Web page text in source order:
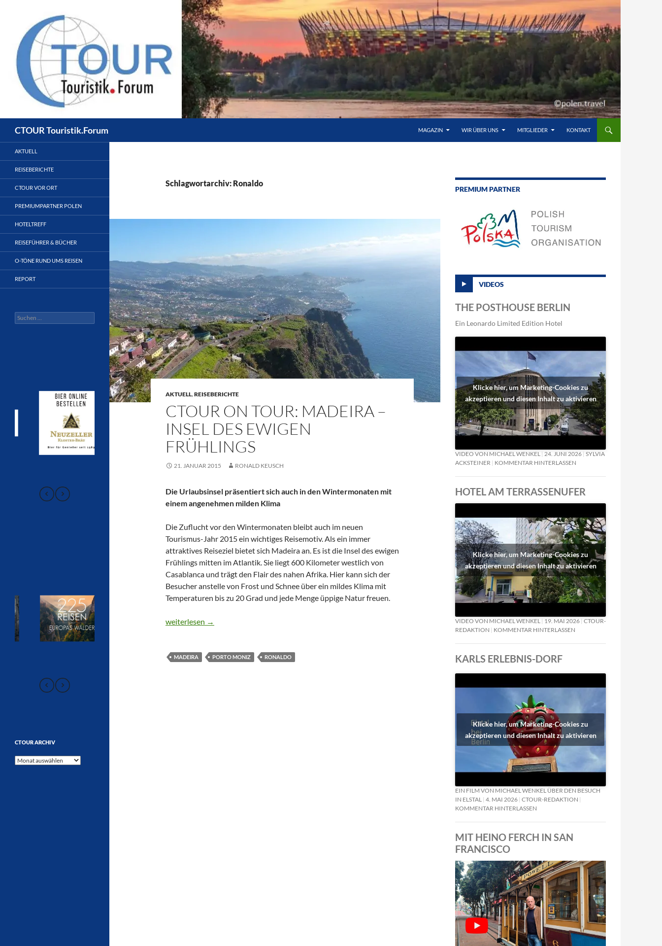
springen
CTOUR Touristik.Forum MAGAZIN WIR ÜBER UNS MITGLIEDER KONTAKT
Schlagwortarchiv: Ronaldo
AKTUELL,REISEBERICHTE
CTOUR ON TOUR: MADEIRA –
INSEL DES EWIGEN
FRÜHLINGS
21. JANUAR 2015 RONALD KEUSCH
Die Urlaubsinsel präsentiert sich auch in den Wintermonaten mit
einem angenehmen milden Klima
Die Zuflucht vor den Wintermonaten bleibt auch im neuen
Tourismus-Jahr 2015 ein wichtiges Reisemotiv. Als ein immer
attraktives Reiseziel bietet sich Madeira an. Es ist die Insel des ewigen
Frühlings mitten im Atlantik. Sie liegt 600 Kilometer westlich von
Casablanca und trägt den Flair des nahen Afrika. Hier kann sich der
Besucher anstelle von Frost und Schnee über ein mildes Klima mit
Temperaturen bis zu 20 Grad und jede Menge üppige Natur freuen.
CTOUR on Tour: Madeira – Insel des ewigen Frühlings
weiterlesen →
MADEIRA PORTO MONIZ RONALDO
PREMIUM PARTNER
VIDEOS
THE POSTHOUSE BERLIN
Ein Leonardo Limited Edition Hotel
Klicke hier, um Marketing-Cookies zu
akzeptieren und diesen Inhalt zu aktivieren
VIDEO VON MICHAEL WENKEL 24. JUNI 2026 SYLVIA
ACKSTEINER
KOMMENTAR HINTERLASSEN
HOTEL AM TERRASSENUFER
Klicke hier, um Marketing-Cookies zu
akzeptieren und diesen Inhalt zu aktivieren
VIDEO VON MICHAEL WENKEL 19. MAI 2026 CTOUR-
REDAKTION
KOMMENTAR HINTERLASSEN
KARLS ERLEBNIS-DORF
Klicke hier, um Marketing-Cookies zu
akzeptieren und diesen Inhalt zu aktivieren
EIN FILM VON MICHAEL WENKEL ÜBER DEN BESUCH
IN ELSTAL 4. MAI 2026 CTOUR-REDAKTION
KOMMENTAR HINTERLASSEN
MIT HEINO FERCH IN SAN
FRANCISCO
AKTUELL
REISEBERICHTE
CTOUR VOR ORT
PREMIUMPARTNER POLEN
HOTELTREFF
REISEFÜHRER & BÜCHER
O-TÖNE RUND UMS REISEN
REPORT
Suchen
nach:
CTOUR ARCHIV
CTOUR